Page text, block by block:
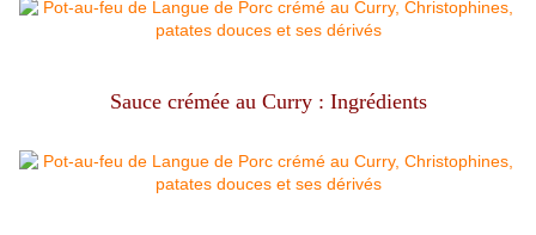
Sauce crémée au Curry : Ingrédients